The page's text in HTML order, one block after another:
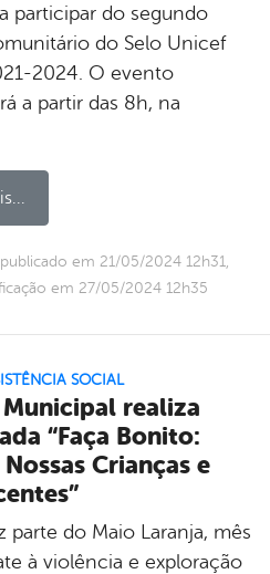
participar do segundo
do Selo Unicef
2024. O evento
a partir das 8h, na
em 21/05/2024 12h31,
em 27/05/2024 12h35
SOCIAL
realiza
“Faça Bonito:
Crianças e
parte do Maio Laranja, mês
à violência e exploração